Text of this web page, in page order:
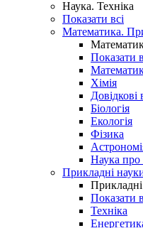
Наука. Техніка
Показати всі
Математика.
Показати
Хімія
Довідкові
Біологія
Екологія
Фізика
Наука
Прикладні
Показати
Техніка